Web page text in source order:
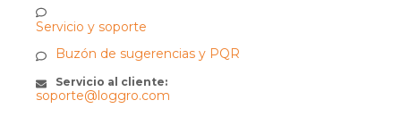
Servicio y soporte
Buzón de sugerencias y PQR
Servicio al cliente:
soporte@loggro.com